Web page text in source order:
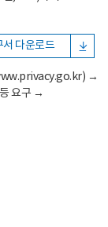
서 다운로드
→
요구 →